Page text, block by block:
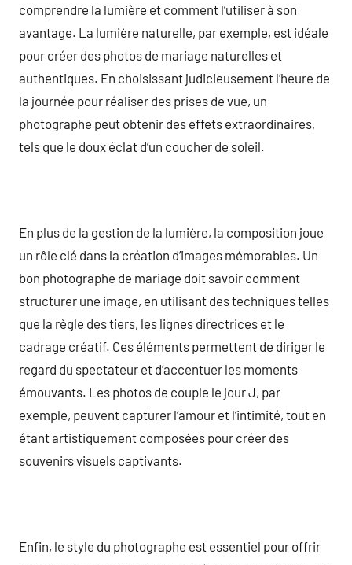
comprendre la lumière et comment l’utiliser à son
avantage. La lumière naturelle, par exemple, est idéale
pour créer des photos de mariage naturelles et
authentiques. En choisissant judicieusement l’heure de
la journée pour réaliser des prises de vue, un
photographe peut obtenir des effets extraordinaires,
tels que le doux éclat d’un coucher de soleil.
En plus de la gestion de la lumière, la composition joue
un rôle clé dans la création d’images mémorables. Un
bon photographe de mariage doit savoir comment
structurer une image, en utilisant des techniques telles
que la règle des tiers, les lignes directrices et le
cadrage créatif. Ces éléments permettent de diriger le
regard du spectateur et d’accentuer les moments
émouvants. Les photos de couple le jour J, par
exemple, peuvent capturer l’amour et l’intimité, tout en
étant artistiquement composées pour créer des
souvenirs visuels captivants.
Enfin, le style du photographe est essentiel pour offrir